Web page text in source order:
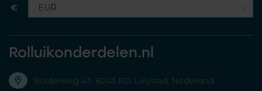
€
Rolluikonderdelen.nl
Bolderweg 43, 8243 RD Lelystad, Nederland